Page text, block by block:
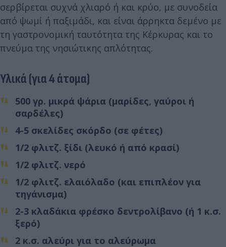
σερβίρεται συχνά χλιαρό ή και κρύο, με συνοδεία
από ψωμί ή παξιμάδι, και είναι άρρηκτα δεμένο με
τη γαστρονομική ταυτότητα της Κέρκυρας και το
πνεύμα της νησιώτικης απλότητας.
Υλικά (για 4 άτομα)
500 γρ. μικρά ψάρια (μαρίδες, γαύροι ή
σαρδέλες)
4-5 σκελίδες σκόρδο (σε φέτες)
1/2 φλιτζ. ξίδι (λευκό ή από κρασί)
1/2 φλιτζ. νερό
1/2 φλιτζ. ελαιόλαδο (και επιπλέον για
τηγάνισμα)
2-3 κλαδάκια φρέσκο δεντρολίβανο (ή 1 κ.σ.
ξερό)
2 κ.σ. αλεύρι για το αλεύρωμα